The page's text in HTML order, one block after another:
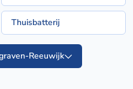
Thuisbatterij
Reeuwijk